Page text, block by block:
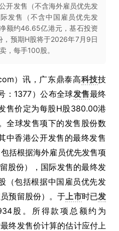
开发售（不含海外雇员优先发
发售（不含中国雇员优先发
额约46.65亿港元，基石投资
，预期H股将于2026年7月9日
，每手100股。
）讯，广东鼎泰高科技技
：1377）公布全球发售最终
售价定为每股H股380.00港
全球发售项下的发售股份数
中香港公开发售的最终发售
括根据海外雇员优先发售项
股份），国际发售的最终发
（包括根据中国雇员优先发
预留股份）。于上市时已发
股。所得款项总额约为
终发售价计算的估计应付上